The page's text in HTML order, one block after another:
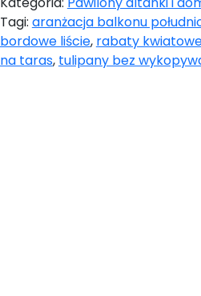
Tagi: aranżacja balkonu
bordowe liście, rabaty
na taras, tulipany bez